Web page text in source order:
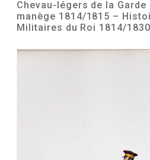
Chevau-légers de la Garde
manège 1814/1815 –
Militaires du Roi 1814/